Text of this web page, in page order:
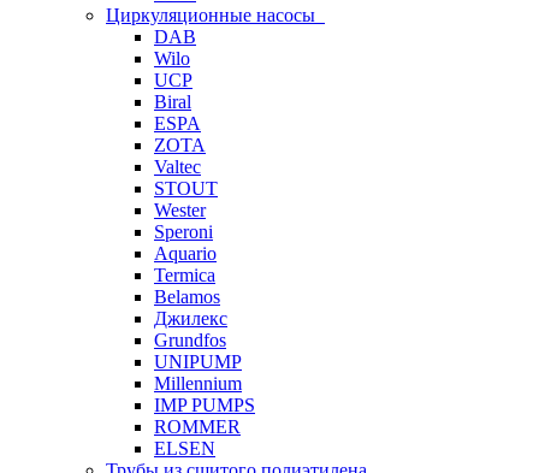
Циркуляционные насосы
DAB
Wilo
UCP
Biral
ESPA
ZOTA
Valtec
STOUT
Wester
Speroni
Aquario
Termica
Belamos
Джилекс
Grundfos
UNIPUMP
Millennium
IMP PUMPS
ROMMER
ELSEN